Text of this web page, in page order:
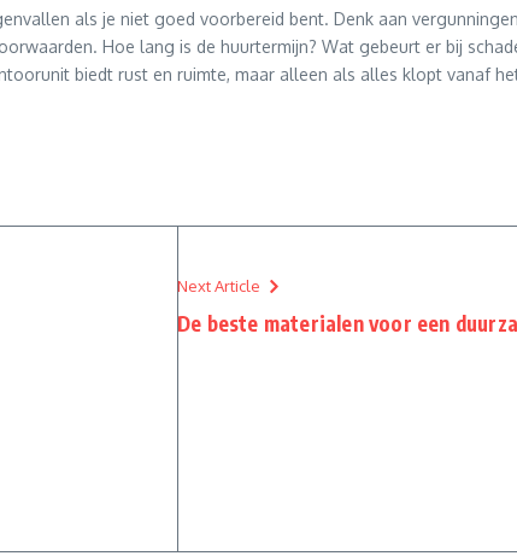
als je niet goed voorbereid bent. Denk aan
Hoe lang is de huurtermijn? Wat gebeurt er bij
biedt rust en ruimte, maar alleen als alles klopt vanaf
Next Article
De beste materialen voor een